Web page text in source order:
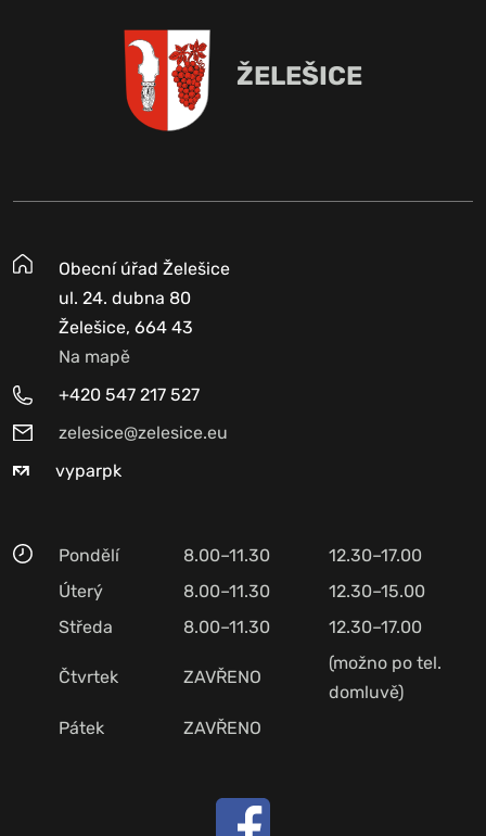
ŽELEŠICE
Obecní úřad Želešice
ul. 24. dubna 80
Želešice, 664 43
Na mapě
+420 547 217 527
zelesice@zelesice.eu
vyparpk
Pondělí 8.00–11.30
12.30–17.00
Úterý
8.00–11.30
12.30–15.00
Středa
8.00–11.30 12.30–17.00
Čtvrtek ZAVŘENO
(možno po tel.
domluvě)
Pátek
ZAVŘENO